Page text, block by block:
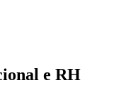
e RH